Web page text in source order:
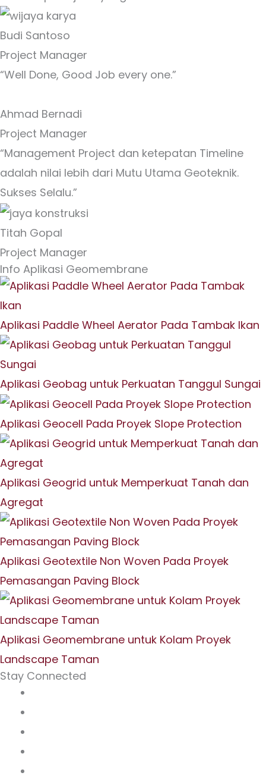
Budi Santoso
Project Manager
“Well Done, Good Job every one.”
Ahmad Bernadi
Project Manager
“Management Project dan ketepatan Timeline
adalah nilai lebih dari Mutu Utama Geoteknik.
Sukses Selalu.”
Titah Gopal
Project Manager
Info Aplikasi Geomembrane
Aplikasi Paddle Wheel Aerator Pada Tambak Ikan
Aplikasi Geobag untuk Perkuatan Tanggul Sungai
Aplikasi Geocell Pada Proyek Slope Protection
Aplikasi Geogrid untuk Memperkuat Tanah dan
Agregat
Aplikasi Geotextile Non Woven Pada Proyek
Pemasangan Paving Block
Aplikasi Geomembrane untuk Kolam Proyek
Landscape Taman
Stay Connected